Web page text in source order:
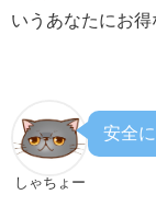
いうあなたにお得
しゃちょー
安全